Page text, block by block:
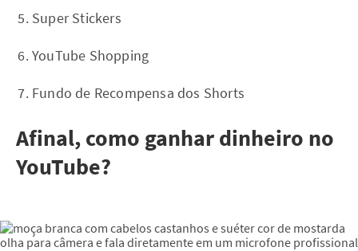
Super Stickers
YouTube Shopping
Fundo de Recompensa dos Shorts
Afinal, como ganhar dinheiro no
YouTube?